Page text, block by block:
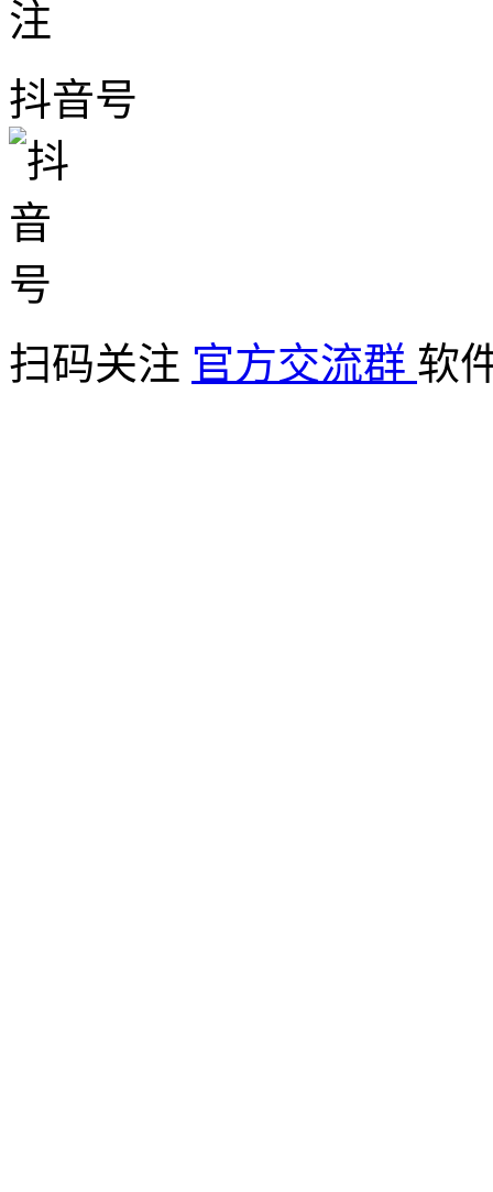
抖音号
扫码关注 官方交流群 软